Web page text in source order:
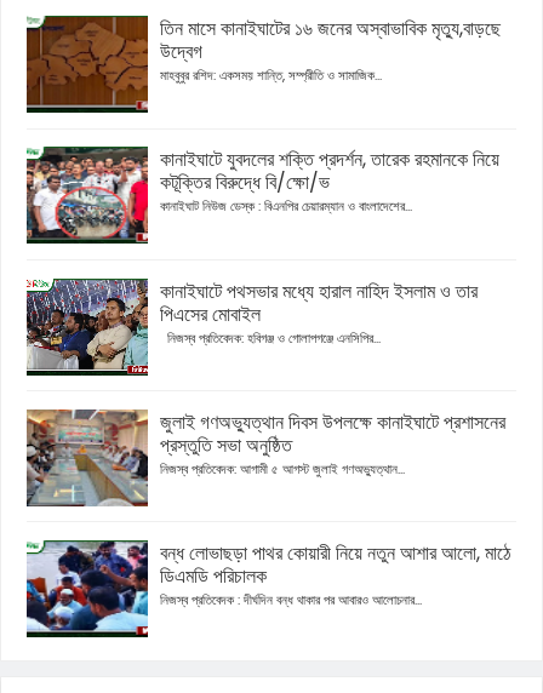
তিন মাসে কানাইঘাটের ১৬ জনের অস্বাভাবিক মৃত্যু,বাড়ছে
উদ্বেগ
মাহবুবুর রশিদ: একসময় শান্তি, সম্প্রীতি ও সামাজিক...
কানাইঘাটে যুবদলের শক্তি প্রদর্শন, তারেক রহমানকে নিয়ে
কটূক্তির বিরুদ্ধে বি/ক্ষো/ভ
কানাইঘাট নিউজ ডেস্ক : বিএনপির চেয়ারম্যান ও বাংলাদেশের...
কানাইঘাটে পথসভার মধ্যে হারাল নাহিদ ইসলাম ও তার
পিএসের মোবাইল
নিজস্ব প্রতিবেদক: হবিগঞ্জ ও গোলাপগঞ্জে এনসিপির...
জুলাই গণঅভ্যুত্থান দিবস উপলক্ষে কানাইঘাটে প্রশাসনের
প্রস্তুতি সভা অনুষ্ঠিত
নিজস্ব প্রতিবেদক: আগামী ৫ আগস্ট জুলাই গণঅভ্যুত্থান...
বন্ধ লোভাছড়া পাথর কোয়ারী নিয়ে নতুন আশার আলো, মাঠে
ডিএমডি পরিচালক
নিজস্ব প্রতিবেদক : দীর্ঘদিন বন্ধ থাকার পর আবারও আলোচনার...